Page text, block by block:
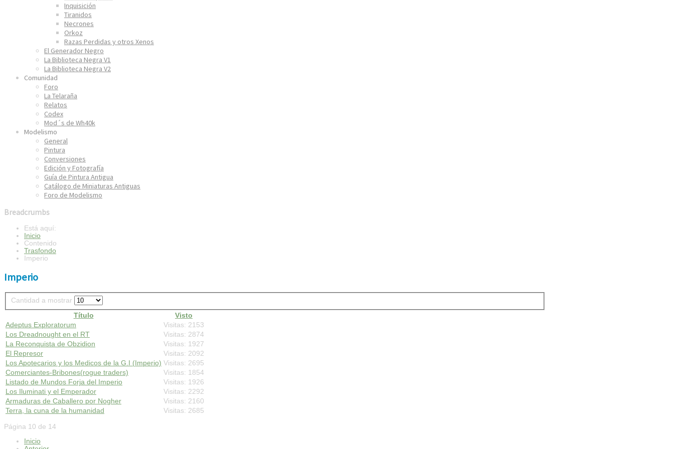
Inquisición
Tiranidos
Necrones
Orkoz
Razas Perdidas y otros Xenos
El Generador Negro
La Biblioteca Negra V1
La Biblioteca Negra V2
Comunidad
Foro
La Telaraña
Relatos
Codex
Mod´s de Wh40k
Modelismo
General
Pintura
Conversiones
Edición y Fotografía
Guía de Pintura Antigua
Catálogo de Miniaturas Antiguas
Foro de Modelismo
Breadcrumbs
Está aquí:
Inicio
Contenido
Trasfondo
Imperio
Imperio
Cantidad a mostrar
Título
Visto
Adeptus Exploratorum
Visitas: 2153
Los Dreadnought en el RT
Visitas: 2874
La Reconquista de Obzidion
Visitas: 1927
El Represor
Visitas: 2092
Los Apotecarios y los Medicos de la G.I (Imperio) Visitas: 2695
Comerciantes-Bribones(rogue traders)
Visitas: 1854
Listado de Mundos Forja del Imperio
Visitas: 1926
Los Iluminati y el Emperador
Visitas: 2292
Armaduras de Caballero por Nogher
Visitas: 2160
Terra, la cuna de la humanidad
Visitas: 2685
Página 10 de 14
Inicio